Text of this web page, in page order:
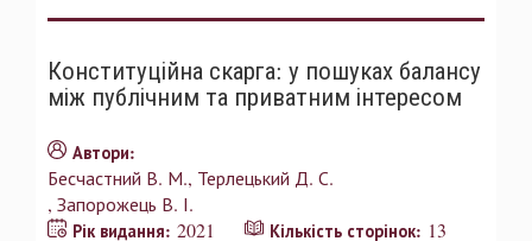
Конституційна скарга: у пошуках балансу
між публічним та приватним інтересом
Автори:
Бесчастний В. М. Терлецький Д. С.
Запорожець В. І.
Рік видання: 2021 Кількість сторінок: 13